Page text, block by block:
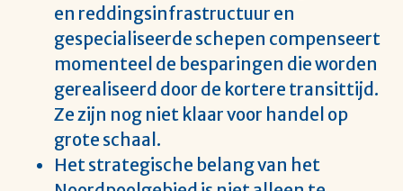
en reddingsinfrastructuur en
gespecialiseerde schepen compenseert
momenteel de besparingen die worden
gerealiseerd door de kortere transittijd.
Ze zijn nog niet klaar voor handel op
grote schaal.
Het strategische belang van het